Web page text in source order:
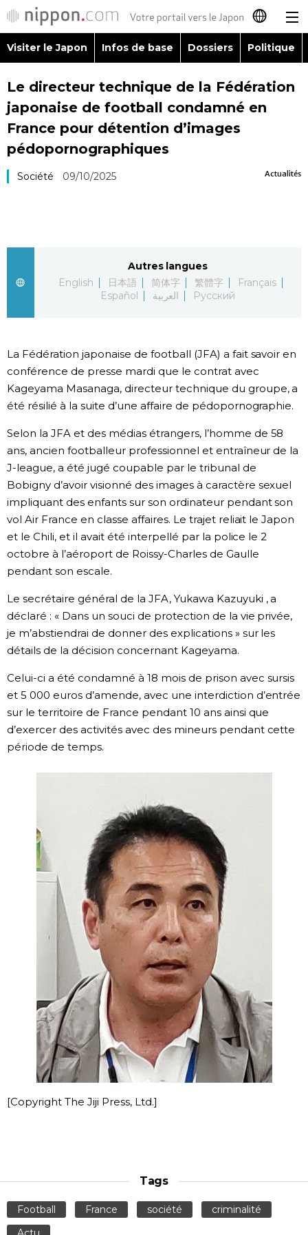
日本語
English
Visiter le Japon
Infos de base
Politique
Économie
Culture
Gastronomie
Le japonais
En plus
Données
Séries
Personnages
Images
official SNS
Visiter le Japon Infos de base Dossiers Politique
Le directeur technique de la Fédération
japonaise de football condamné en
France pour détention d’images
pédopornographiques
Actualités
Société 09/10/2025
Autres langues
English
日本語 简体字 繁體字
Français
Español
العربية Русский
La Fédération japonaise de football (JFA) a fait savoir en
conférence de presse mardi que le contrat avec
Kageyama Masanaga, directeur technique du groupe, a
été résilié à la suite d’une affaire de pédopornographie.
Selon la JFA et des médias étrangers, l’homme de 58
ans, ancien footballeur professionnel et entraîneur de la
J-league, a été jugé coupable par le tribunal de
Bobigny d’avoir visionné des images à caractère sexuel
impliquant des enfants sur son ordinateur pendant son
vol Air France en classe affaires. Le trajet reliait le Japon
et le Chili, et il avait été interpellé par la police le 2
octobre à l’aéroport de Roissy-Charles de Gaulle
pendant son escale.
Le secrétaire général de la JFA, Yukawa Kazuyuki , a
déclaré : « Dans un souci de protection de la vie privée,
je m’abstiendrai de donner des explications » sur les
détails de la décision concernant Kageyama.
Celui-ci a été condamné à 18 mois de prison avec sursis
et 5 000 euros d’amende, avec une interdiction d’entrée
sur le territoire de France pendant 10 ans ainsi que
d’exercer des activités avec des mineurs pendant cette
période de temps.
[Copyright The Jiji Press, Ltd.]
Tags
Football France société
criminalité